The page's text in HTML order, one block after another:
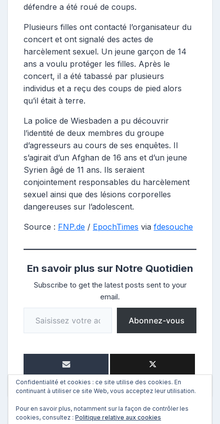
défendre a été roué de coups.
Plusieurs filles ont contacté l’organisateur du
concert et ont signalé des actes de
harcèlement sexuel. Un jeune garçon de 14
ans a voulu protéger les filles. Après le
concert, il a été tabassé par plusieurs
individus et a reçu des coups de pied alors
qu’il était à terre.
La police de Wiesbaden a pu découvrir
l’identité de deux membres du groupe
d’agresseurs au cours de ses enquêtes. Il
s’agirait d’un Afghan de 16 ans et d’un jeune
Syrien âgé de 11 ans. Ils seraient
conjointement responsables du harcèlement
sexuel ainsi que des lésions corporelles
dangereuses sur l’adolescent.
Source : FNP.de / EpochTimes via fdesouche
En savoir plus sur Notre Quotidien
Subscribe to get the latest posts sent to your
email.
Saisissez votre adresse e-mail…
Abonnez-vous
Confidentialité et cookies : ce site utilise des cookies. En
continuant à utiliser ce site Web, vous acceptez leur utilisation.
Pour en savoir plus, notamment sur la façon de contrôler les
cookies, consultez : Politique relative aux cookies